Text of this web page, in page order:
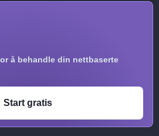
å behandle din nettbaserte
Start gratis